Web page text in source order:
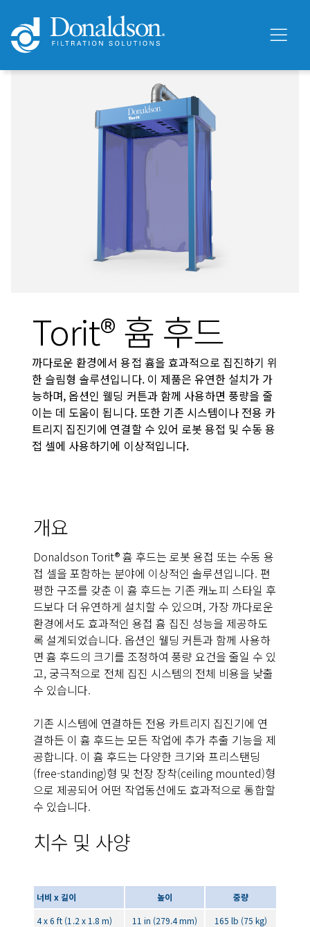
Torit® 흄 후드
까다로운 환경에서 용접 흄을 효과적으로 집진하기 위
한 슬림형 솔루션입니다. 이 제품은 유연한 설치가 가
능하며, 옵션인 웰딩 커튼과 함께 사용하면 풍량을 줄
이는 데 도움이 됩니다. 또한 기존 시스템이나 전용 카
트리지 집진기에 연결할 수 있어 로봇 용접 및 수동 용
접 셀에 사용하기에 이상적입니다.
개요
Donaldson Torit® 흄 후드는 로봇 용접 또는 수동 용
접 셀을 포함하는 분야에 이상적인 솔루션입니다. 편
평한 구조를 갖춘 이 흄 후드는 기존 캐노피 스타일 후
드보다 더 유연하게 설치할 수 있으며, 가장 까다로운
환경에서도 효과적인 용접 흄 집진 성능을 제공하도
록 설계되었습니다. 옵션인 웰딩 커튼과 함께 사용하
면 흄 후드의 크기를 조정하여 풍량 요건을 줄일 수 있
고, 궁극적으로 전체 집진 시스템의 전체 비용을 낮출
수 있습니다.
기존 시스템에 연결하든 전용 카트리지 집진기에 연
결하든 이 흄 후드는 모든 작업에 추가 추출 기능을 제
공합니다. 이 흄 후드는 다양한 크기와 프리스탠딩
(free-standing)형 및 천장 장착(ceiling mounted)형
으로 제공되어 어떤 작업동선에도 효과적으로 통합할
수 있습니다.
치수 및 사양
너비 x 길이 높이
중량
4 x 6 ft (1.2 x 1.8 m)
11 in (279.4 mm)
165 lb (75 kg)